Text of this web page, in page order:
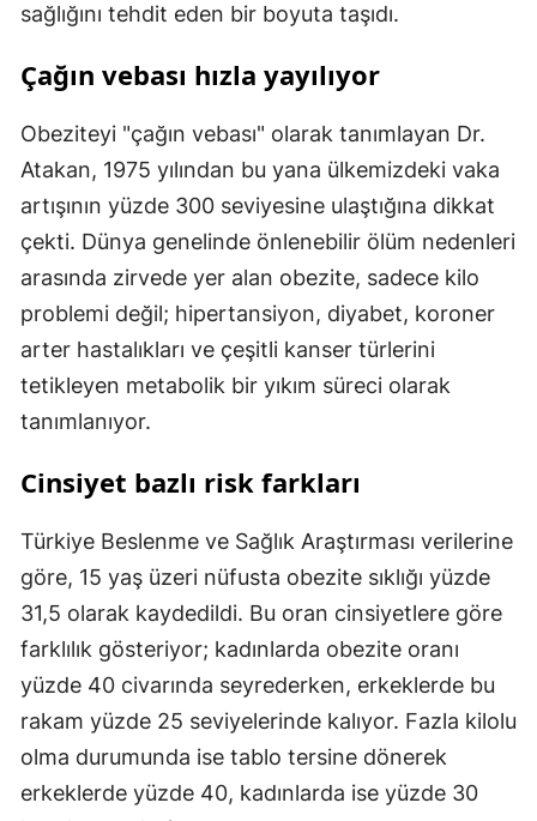
sağlığını tehdit eden bir boyuta taşıdı.
Çağın vebası hızla yayılıyor
Obeziteyi "çağın vebası" olarak tanımlayan Dr.
Atakan, 1975 yılından bu yana ülkemizdeki vaka
artışının yüzde 300 seviyesine ulaştığına dikkat
çekti. Dünya genelinde önlenebilir ölüm nedenleri
arasında zirvede yer alan obezite, sadece kilo
problemi değil; hipertansiyon, diyabet, koroner
arter hastalıkları ve çeşitli kanser türlerini
tetikleyen metabolik bir yıkım süreci olarak
tanımlanıyor.
Cinsiyet bazlı risk farkları
Türkiye Beslenme ve Sağlık Araştırması verilerine
göre, 15 yaş üzeri nüfusta obezite sıklığı yüzde
31,5 olarak kaydedildi. Bu oran cinsiyetlere göre
farklılık gösteriyor; kadınlarda obezite oranı
yüzde 40 civarında seyrederken, erkeklerde bu
rakam yüzde 25 seviyelerinde kalıyor. Fazla kilolu
olma durumunda ise tablo tersine dönerek
erkeklerde yüzde 40, kadınlarda ise yüzde 30